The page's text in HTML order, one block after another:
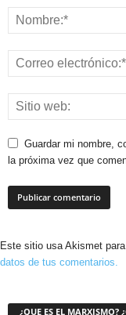
Guardar mi nombre,
la próxima vez que
Este sitio usa Akismet
datos de tus comentarios.
¿QUE ES EL MARXISMO?